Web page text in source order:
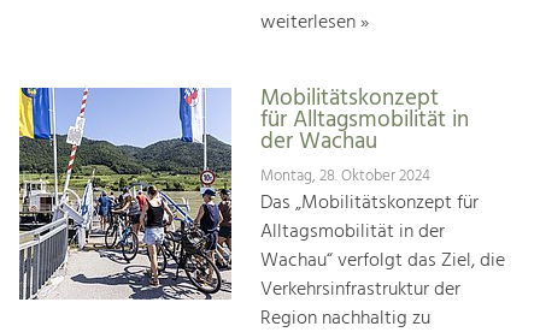
weiterlesen »
Mobilitätskonzept
für Alltagsmobilität in
der Wachau
Montag, 28. Oktober 2024
Das „Mobilitätskonzept für
Alltagsmobilität in der
Wachau“ verfolgt das Ziel, die
Verkehrsinfrastruktur der
Region nachhaltig zu